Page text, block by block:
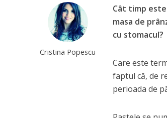
Cristina Popescu
Cât timp
masa de
cu stomacul?
Care este
faptul că, de
perioada de